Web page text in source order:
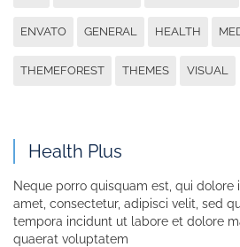
ENVATO GENERAL HEALTH
THEMEFOREST THEMES VISUAL
Health Plus
Neque porro quisquam est, qui dolore
amet, consectetur, adipisci velit, sed
tempora incidunt ut labore et dolore
quaerat voluptatem